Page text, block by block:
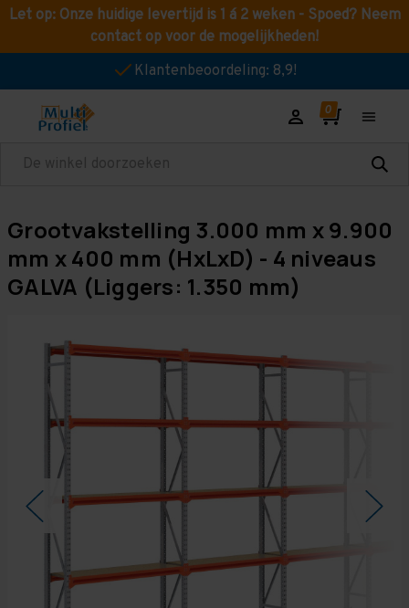
Let op: Onze huidige levertijd is 1 á 2 weken - Spoed? Neem
contact op voor de mogelijkheden!
Klantenbeoordeling: 8,9!
Zoeken
Grootvakstelling 3.000 mm x 9.900
mm x 400 mm (HxLxD) - 4 niveaus
GALVA (Liggers: 1.350 mm)